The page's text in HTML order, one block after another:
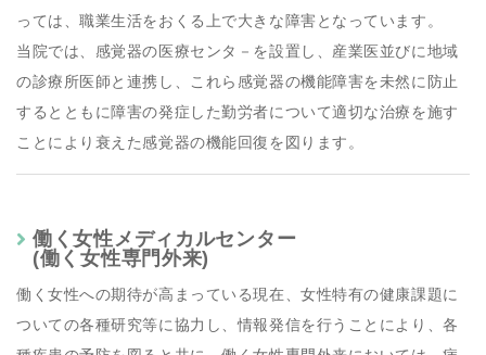
っては、職業生活をおくる上で大きな障害となっています。
当院では、感覚器の医療センタ－を設置し、産業医並びに地域
の診療所医師と連携し、これら感覚器の機能障害を未然に防止
するとともに障害の発症した勤労者について適切な治療を施す
ことにより衰えた感覚器の機能回復を図ります。
働く女性メディカルセンター
(働く女性専門外来)
働く女性への期待が高まっている現在、女性特有の健康課題に
ついての各種研究等に協力し、情報発信を行うことにより、各